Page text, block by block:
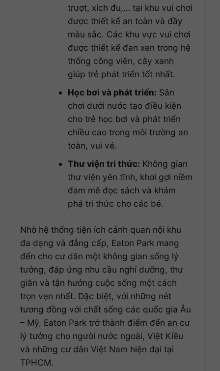
trượt, xích đu,… tại khu vui chơi
được thiết kế an toàn và đầy
màu sắc. Các khu vực vui chơi
được thiết kế đan xen trong hệ
thống công viên, cây xanh
giúp trẻ phát triển tốt nhất.
Học bơi và phát triển: Sân
chơi dưới nước tạo điều kiện
cho trẻ học bơi và phát triển
chiều cao trong môi trường an
toàn, vui vẻ.
Thư viện tri thức: Không gian
thư viện yên tĩnh, khơi gợi niềm
đam mê đọc sách và khám
phá tri thức cho các bé.
Nhờ hệ thống tiện ích cảnh quan nội khu
đa dạng và đẳng cấp, Eaton Park mang
đến cho cư dân một không gian sống lý
tưởng, đáp ứng nhu cầu nghỉ dưỡng, thư
giãn và tận hưởng cuộc sống một cách
trọn vẹn nhất. Đặc biệt, với những nét
tương đồng với chất sống các quốc gia Âu
– Mỹ, Eaton Park trở thành điểm đến an cư
lý tưởng cho người nước ngoài, Việt Kiều
và những cư dân Việt Nam hiện đại tại
TPHCM.